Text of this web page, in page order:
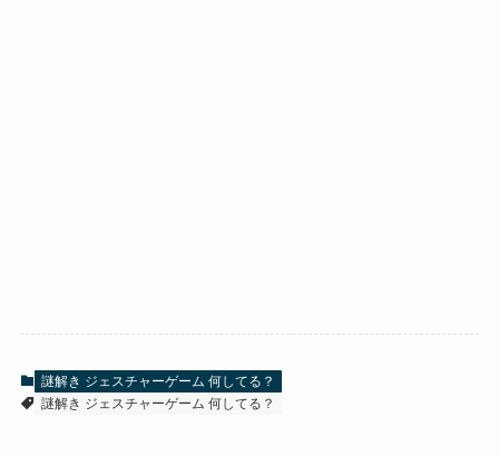
謎解き ジェスチャーゲーム 何してる？
謎解き ジェスチャーゲーム 何してる？